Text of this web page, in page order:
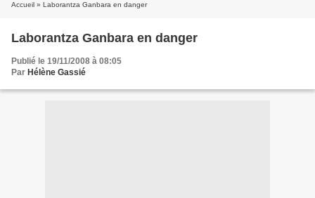
Accueil » Laborantza Ganbara en danger
Laborantza Ganbara en danger
Publié le 19/11/2008 à 08:05
Par Hélène Gassié